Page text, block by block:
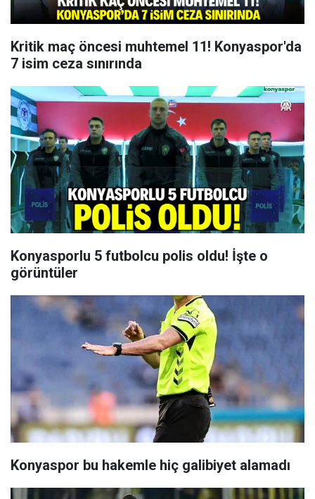
Kritik maç öncesi muhtemel 11! Konyaspor'da
7 isim ceza sınırında
Konyasporlu 5 futbolcu polis oldu! İşte o
görüntüler
Konyaspor bu hakemle hiç galibiyet alamadı